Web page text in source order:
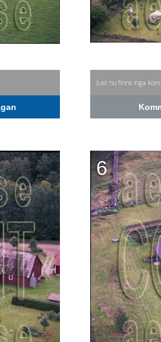
Just nu finns inga
6